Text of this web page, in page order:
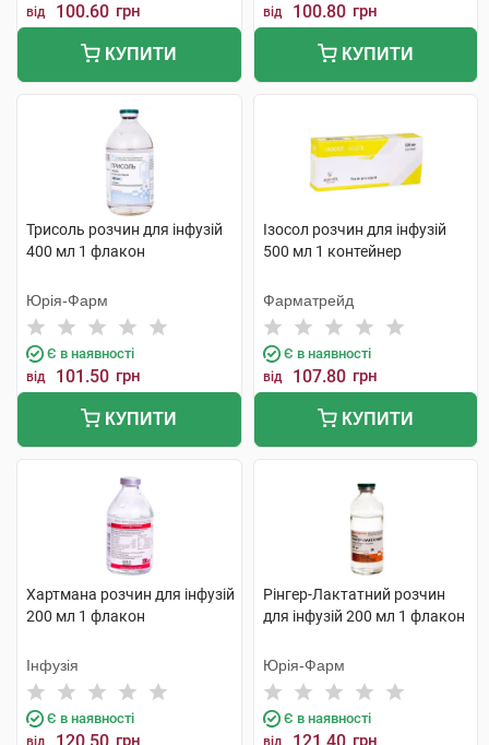
від 100.60 грн
КУПИТИ
від 100.80 грн
КУПИТИ
Трисоль розчин для інфузій
400 мл 1 флакон
Юрія-Фарм
Є в наявності
від 101.50 грн
КУПИТИ
Ізосол розчин для інфузій
500 мл 1 контейнер
Фарматрейд
Є в наявності
від 107.80 грн
КУПИТИ
Хартмана розчин для інфузій
200 мл 1 флакон
Інфузія
Є в наявності
від грн
Рінгер-Лактатний розчин
для інфузій 200 мл 1 флакон
Юрія-Фарм
Є в наявності
від грн